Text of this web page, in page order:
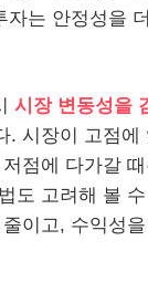
자는 안정성을
시장 변동성을
. 시장이 고점에
점에 다가갈
도 고려해 볼
이고, 수익성